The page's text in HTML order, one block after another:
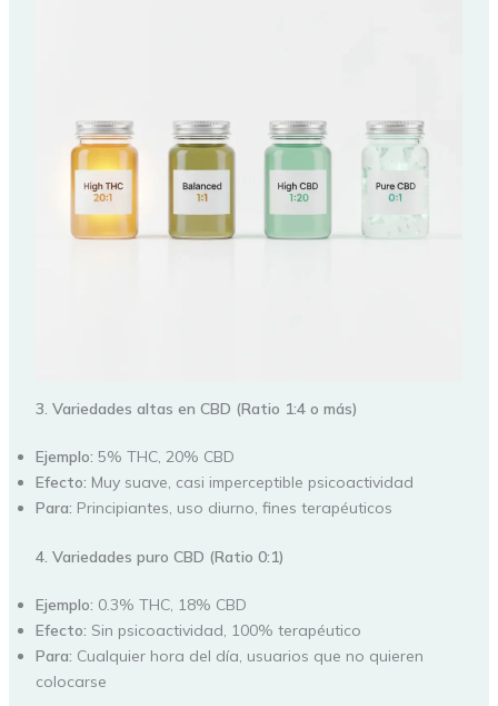
3. Variedades altas en CBD (Ratio 1:4 o más)
Ejemplo: 5% THC, 20% CBD
Efecto: Muy suave, casi imperceptible psicoactividad
Para: Principiantes, uso diurno, fines terapéuticos
4. Variedades puro CBD (Ratio 0:1)
Ejemplo: 0.3% THC, 18% CBD
Efecto: Sin psicoactividad, 100% terapéutico
Para: Cualquier hora del día, usuarios que no quieren
colocarse